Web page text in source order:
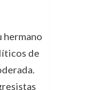
hermano
de